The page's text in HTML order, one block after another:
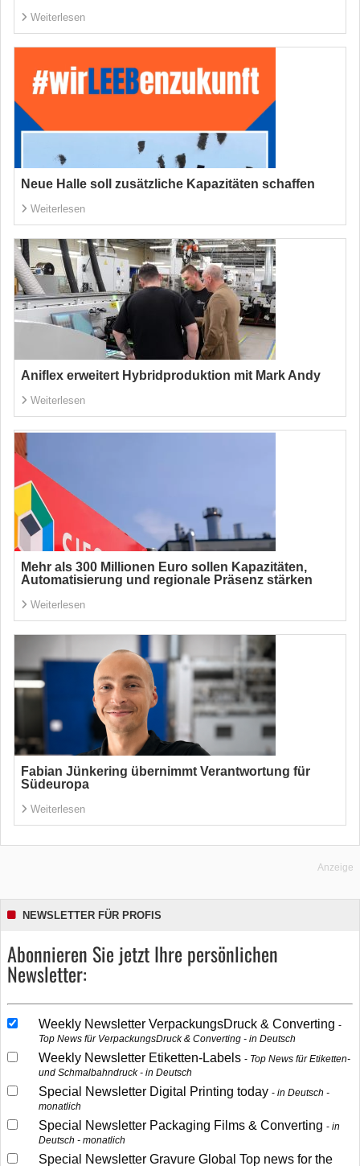
Weiterlesen
Neue Halle soll zusätzliche Kapazitäten schaffen
Weiterlesen
Aniflex erweitert Hybridproduktion mit Mark Andy
Weiterlesen
Mehr als 300 Millionen Euro sollen Kapazitäten,
Automatisierung und regionale Präsenz stärken
Weiterlesen
Fabian Jünkering übernimmt Verantwortung für
Südeuropa
Weiterlesen
Anzeige
NEWSLETTER FÜR PROFIS
Abonnieren Sie jetzt Ihre persönlichen
Newsletter:
Weekly Newsletter VerpackungsDruck & Converting
Top News für VerpackungsDruck & Converting - in Deutsch
Weekly Newsletter Etiketten-Labels
Top News für Etiketten-
und Schmalbahndruck - in Deutsch
Special Newsletter Digital Printing today
in Deutsch -
monatlich
Special Newsletter Packaging Films & Converting
in
Deutsch - monatlich
Special Newsletter Gravure Global Top news for the